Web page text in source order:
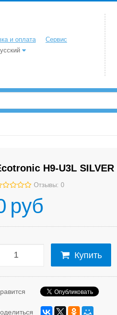
и оплата
Сервис
H9-U3L SILVER
Отзывы: 0
руб
Купить